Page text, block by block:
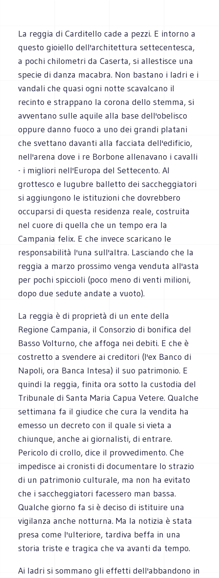
La reggia di Carditello cade a pezzi. E intorno a
questo gioiello dell'architettura settecentesca,
a pochi chilometri da Caserta, si allestisce una
specie di danza macabra. Non bastano i ladri e i
vandali che quasi ogni notte scavalcano il
recinto e strappano la corona dello stemma, si
avventano sulle aquile alla base dell'obelisco
oppure danno fuoco a uno dei grandi platani
che svettano davanti alla facciata dell'edificio,
nell'arena dove i re Borbone allenavano i cavalli
- i migliori nell'Europa del Settecento. Al
grottesco e lugubre balletto dei saccheggiatori
si aggiungono le istituzioni che dovrebbero
occuparsi di questa residenza reale, costruita
nel cuore di quella che un tempo era la
Campania felix. E che invece scaricano le
responsabilità l'una sull'altra. Lasciando che la
reggia a marzo prossimo venga venduta all'asta
per pochi spiccioli (poco meno di venti milioni,
dopo due sedute andate a vuoto).
La reggia è di proprietà di un ente della
Regione Campania, il Consorzio di bonifica del
Basso Volturno, che affoga nei debiti. E che è
costretto a svendere ai creditori (l'ex Banco di
Napoli, ora Banca Intesa) il suo patrimonio. E
quindi la reggia, finita ora sotto la custodia del
Tribunale di Santa Maria Capua Vetere. Qualche
settimana fa il giudice che cura la vendita ha
emesso un decreto con il quale si vieta a
chiunque, anche ai giornalisti, di entrare.
Pericolo di crollo, dice il provvedimento. Che
impedisce ai cronisti di documentare lo strazio
di un patrimonio culturale, ma non ha evitato
che i saccheggiatori facessero man bassa.
Qualche giorno fa si è deciso di istituire una
vigilanza anche notturna. Ma la notizia è stata
presa come l'ulteriore, tardiva beffa in una
storia triste e tragica che va avanti da tempo.
Ai ladri si sommano gli effetti dell'abbandono in